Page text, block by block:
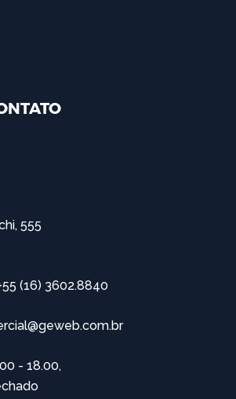
555
(16) 3602.8840
- 18.00,